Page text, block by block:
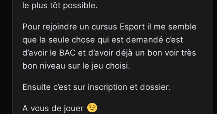
le plus tôt possible.
Pour rejoindre un cursus Esport il me semble
que la seule chose qui est demandé c’est
d’avoir le BAC et d’avoir déjà un bon voir très
bon niveau sur le jeu choisi.
Ensuite c’est sur inscription et dossier.
A vous de jouer